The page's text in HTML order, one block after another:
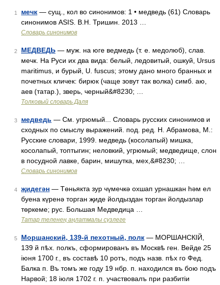
1 мечк — сущ., кол во синонимов: 1 • медведь (61) Словарь
синонимов ASIS. В.Н. Тришин. 2013 …
Словарь синонимов
2 МЕДВЕДЬ — муж. на юге ведмедь (т. е. медолюб), слав.
мечк. На Руси их два вида: белый, ледовитый, ошкуй, Ursus
maritimus, и бурый, U. fuscus; этому дано много бранных и
почетных кличек: бирюк (чаще зовут так волка) симб. аю,
аев (татар.), зверь, черный&#8230; …
Толковый словарь Даля
3 медведь — См. угрюмый... Словарь русских синонимов и
сходных по смыслу выражений. под. ред. Н. Абрамова, М.:
Русские словари, 1999. медведь (косолапый) мишка,
косолапый, топтыгин; неловкий, угрюмый; медведище, слон
в посудной лавке, барин, мишутка, мех,&#8230; …
Словарь синонимов
4 җидегән — Төньякта зур чүмечкә охшап урнашкан һәм ел
буена күренә торган җиде йолдыздан торган йолдызлар
төркеме; рус. Большая Медведица …
Татар теленең аңлатмалы сүзлеге
5 Моршанский, 139-й пехотный, полк — МОРШАНСКІЙ,
139 й пѣх. полкъ, сформированъ въ Москвѣ ген. Вейде 25
іюня 1700 г., въ составѣ 10 ротъ, подъ назв. пѣх го Фед.
Балка п. Въ томъ же году 19 нбр. п. находился въ бою подъ
Нарвой; 18 іюля 1702 г. п. участвовалъ при разбитіи